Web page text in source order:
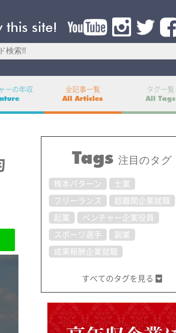
this site!
ーの年収 全記事一覧
All Articles
タグ一覧
All Tags
Tags 注目のタグ
株本パターン 士業
フリーランス 超難関企業就職
起業 ベンチャー企業役員
スポーツ選手 副業
成果報酬企業就職
すべてのタグを見る